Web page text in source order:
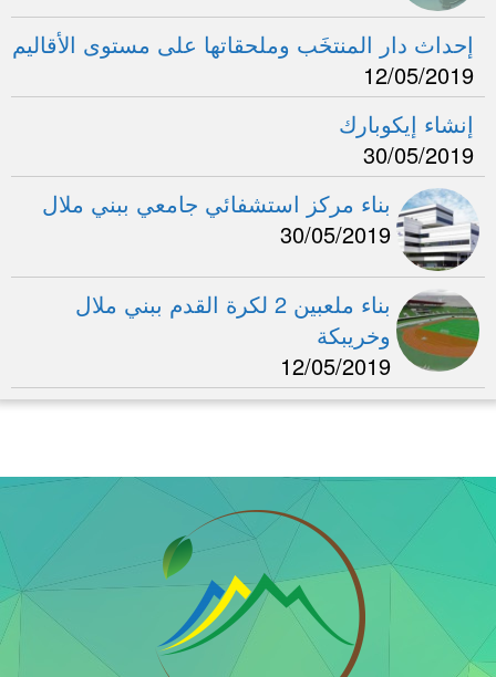
إحداث دار المنتخَب وملحقاتها على مستوى الأقاليم
12/05/2019
إنشاء إيكوبارك
30/05/2019
بناء مركز استشفائي جامعي ببني ملال
30/05/2019
بناء ملعبين 2 لكرة القدم ببني ملال
وخريبكة
12/05/2019